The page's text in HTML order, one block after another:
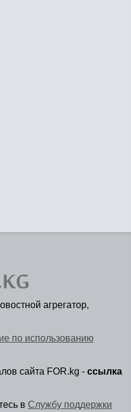
агрегатор,
по использованию
сайта FOR.kg - ссылка
в Службу поддержки